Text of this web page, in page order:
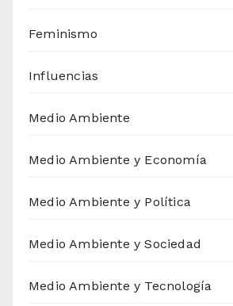
Feminismo
Influencias
Medio Ambiente
Medio Ambiente y Economía
Medio Ambiente y Política
Medio Ambiente y Sociedad
Medio Ambiente y Tecnología